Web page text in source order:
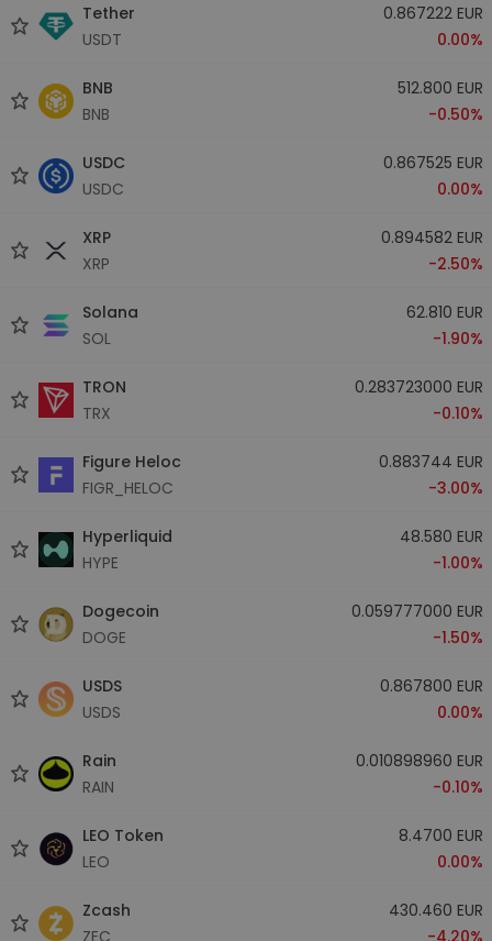
Tether
USDT
0.867222 EUR
0.00%
BNB
BNB
512.800 EUR
-0.50%
USDC
USDC
0.867525 EUR
0.00%
XRP
XRP
0.894582 EUR
-2.50%
Solana
SOL
62.810 EUR
-1.90%
TRON
TRX
0.283723000 EUR
-0.10%
Figure Heloc
FIGR_HELOC
0.883744 EUR
-3.00%
Hyperliquid
HYPE
48.580 EUR
-1.00%
Dogecoin
DOGE
0.059777000 EUR
-1.50%
USDS
USDS
0.867800 EUR
0.00%
Rain
RAIN
0.010898960 EUR
-0.10%
LEO Token
LEO
8.4700 EUR
0.00%
Zcash
ZEC
430.460 EUR
-4.20%